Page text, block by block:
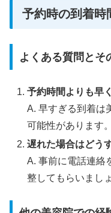
予約時の到着時
よくある質問とそ
予約時間よりも早
A. 早すぎる到着は
可能性があります
遅れた場合はどう
A. 事前に電話連絡
整してもらいまし